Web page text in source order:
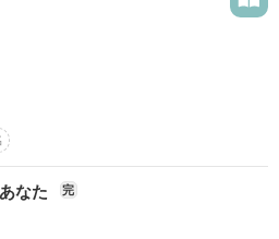
！
ーさん、失恋ちゃんさん、ねこ  (
フェに掲載しています。
品を読む
なた 完